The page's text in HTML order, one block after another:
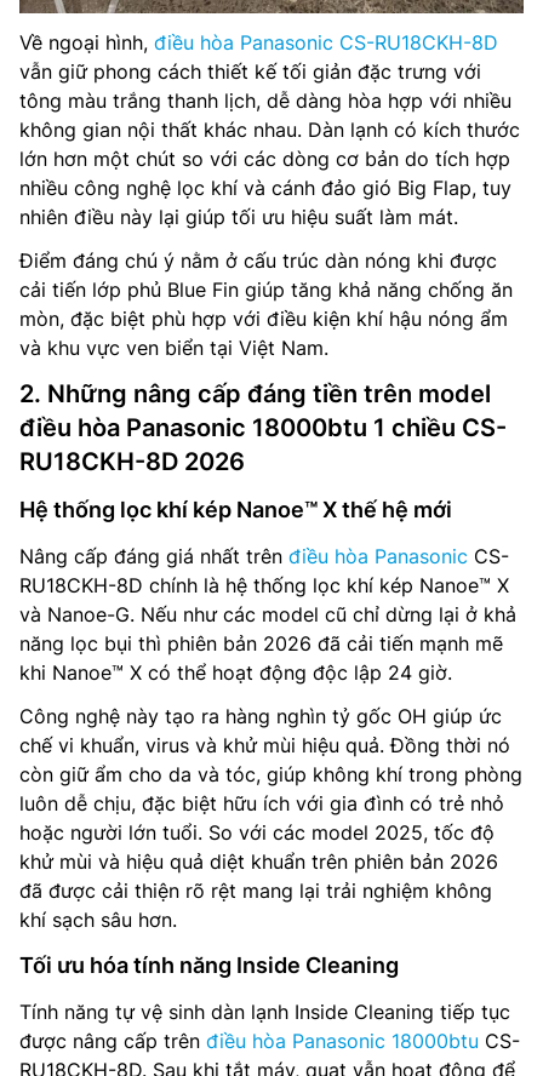
Về ngoại hình, điều hòa Panasonic CS-RU18CKH-8D
vẫn giữ phong cách thiết kế tối giản đặc trưng với
tông màu trắng thanh lịch, dễ dàng hòa hợp với nhiều
không gian nội thất khác nhau. Dàn lạnh có kích thước
lớn hơn một chút so với các dòng cơ bản do tích hợp
nhiều công nghệ lọc khí và cánh đảo gió Big Flap, tuy
nhiên điều này lại giúp tối ưu hiệu suất làm mát.
Điểm đáng chú ý nằm ở cấu trúc dàn nóng khi được
cải tiến lớp phủ Blue Fin giúp tăng khả năng chống ăn
mòn, đặc biệt phù hợp với điều kiện khí hậu nóng ẩm
và khu vực ven biển tại Việt Nam.
2. Những nâng cấp đáng tiền trên model
điều hòa Panasonic 18000btu 1 chiều CS-
RU18CKH-8D 2026
Hệ thống lọc khí kép Nanoe™ X thế hệ mới
Nâng cấp đáng giá nhất trên điều hòa Panasonic CS-
RU18CKH-8D chính là hệ thống lọc khí kép Nanoe™ X
và Nanoe-G. Nếu như các model cũ chỉ dừng lại ở khả
năng lọc bụi thì phiên bản 2026 đã cải tiến mạnh mẽ
khi Nanoe™ X có thể hoạt động độc lập 24 giờ.
Công nghệ này tạo ra hàng nghìn tỷ gốc OH giúp ức
chế vi khuẩn, virus và khử mùi hiệu quả. Đồng thời nó
còn giữ ẩm cho da và tóc, giúp không khí trong phòng
luôn dễ chịu, đặc biệt hữu ích với gia đình có trẻ nhỏ
hoặc người lớn tuổi. So với các model 2025, tốc độ
khử mùi và hiệu quả diệt khuẩn trên phiên bản 2026
đã được cải thiện rõ rệt mang lại trải nghiệm không
khí sạch sâu hơn.
Tối ưu hóa tính năng Inside Cleaning
Tính năng tự vệ sinh dàn lạnh Inside Cleaning tiếp tục
được nâng cấp trên điều hòa Panasonic 18000btu CS-
RU18CKH-8D. Sau khi tắt máy, quạt vẫn hoạt động để